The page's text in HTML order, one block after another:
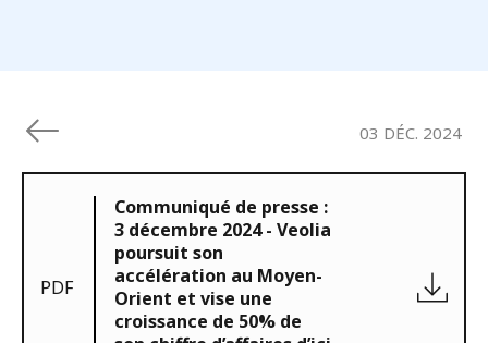
03 DÉC. 2024
PDF
Communiqué de presse :
3 décembre 2024 - Veolia
poursuit son
accélération au Moyen-
Orient et vise une
croissance de 50% de